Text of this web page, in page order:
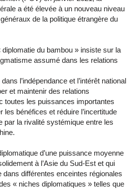
a été élevée à un nouveau niveau
de la politique étrangère du
diplomatie du bambou » insiste sur la
assumé dans les relations
l’indépendance et l’intérêt national
et maintenir des relations
toutes les puissances importantes
les bénéfices et réduire l’incertitude
par la rivalité systémique entre les
d’une puissance moyenne
à l’Asie du Sud-Est et qui
dans différentes enceintes régionales
« niches diplomatiques » telles que